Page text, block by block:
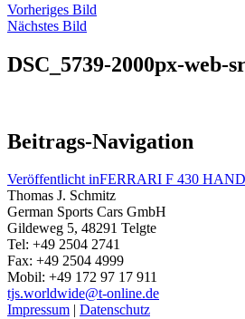
Vorheriges Bild
Nächstes Bild
DSC_5739-2000px-web-
Beitrags-Navigation
Veröffentlicht inFERRARI F 430
Thomas J. Schmitz
German Sports Cars GmbH
Gildeweg 5, 48291 Telgte
Tel: +49 2504 2741
Fax: +49 2504 4999
Mobil: +49 172 97 17 911
tjs.worldwide@t-online.de
Impressum | Datenschutz